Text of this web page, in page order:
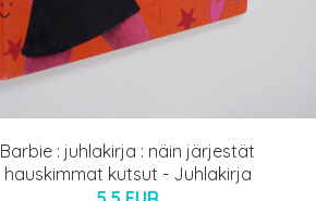
Barbie : juhlakirja : näin järjestät
hauskimmat kutsut - Juhlakirja